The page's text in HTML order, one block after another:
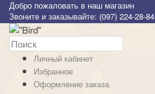
Добро пожаловать в наш магазин
Звоните и заказывайте: (097) 224-28-84
Личный кабинет
Избранное
Оформление заказа